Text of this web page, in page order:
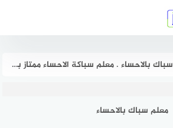
سباك بالاحساء . معلم سباكة الاحساء ممتاز بخصم 51% هوم سيرفر
معلم سباك بالاحساء